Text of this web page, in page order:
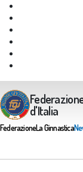
d'Italia
FederazioneLa Ginnastica